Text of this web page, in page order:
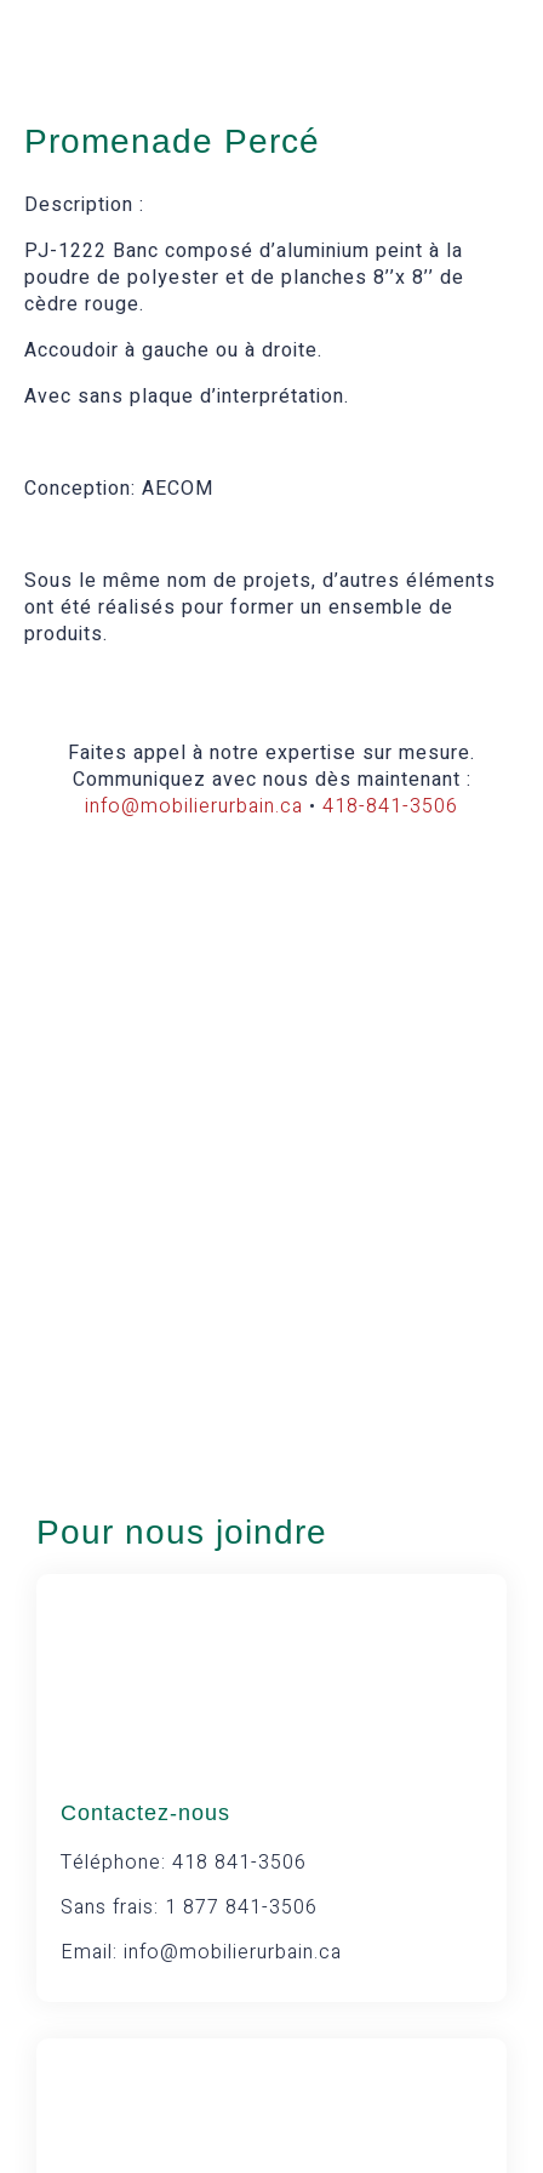
Promenade Percé
Description :
PJ-1222 Banc composé d’aluminium peint à la
poudre de polyester et de planches 8’’x 8’’ de
cèdre rouge.
Accoudoir à gauche ou à droite.
Avec sans plaque d’interprétation.
Conception: AECOM
Sous le même nom de projets, d’autres éléments
ont été réalisés pour former un ensemble de
produits.
Faites appel à notre expertise sur mesure.
Communiquez avec nous dès maintenant :
info@mobilierurbain.ca • 418-841-3506
Pour nous joindre
Contactez-nous
Téléphone: 418 841-3506
Sans frais: 1 877 841-3506
Email: info@mobilierurbain.ca